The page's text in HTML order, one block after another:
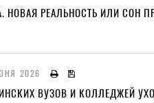
НОВАЯ РЕАЛЬНОСТЬ ИЛИ СОН
2026
ВУЗОВ И КОЛЛЕДЖЕЙ